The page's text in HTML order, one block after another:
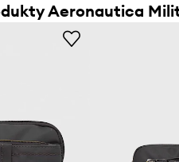
Aeronautica